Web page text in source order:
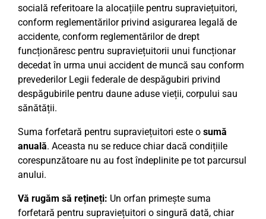
socială referitoare la alocațiile pentru supraviețuitori,
conform reglementărilor privind asigurarea legală de
accidente, conform reglementărilor de drept
funcționăresc pentru supraviețuitorii unui funcționar
decedat în urma unui accident de muncă sau conform
prevederilor Legii federale de despăgubiri privind
despăgubirile pentru daune aduse vieții, corpului sau
sănătății.
Suma forfetară pentru supraviețuitori este o sumă
anuală. Aceasta nu se reduce chiar dacă condițiile
corespunzătoare nu au fost îndeplinite pe tot parcursul
anului.
Vă rugăm să rețineți: Un orfan primește suma
forfetară pentru supraviețuitori o singură dată, chiar